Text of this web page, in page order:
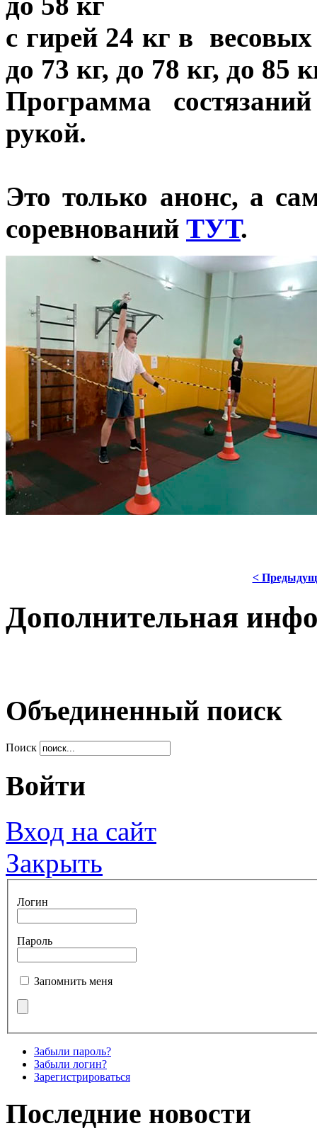
с гирей 24 кг в весовых
до 73 кг, до 78 кг, до 85
Программа
рукой.
Это только анонс, а
соревнований ТУТ.
<
Дополнительная
Объединенный поиск
Поиск
Войти
Вход на сайт
Закрыть
Логин
Пароль
Запомнить меня
Забыли пароль?
Забыли логин?
Зарегистрироваться
Последние новости